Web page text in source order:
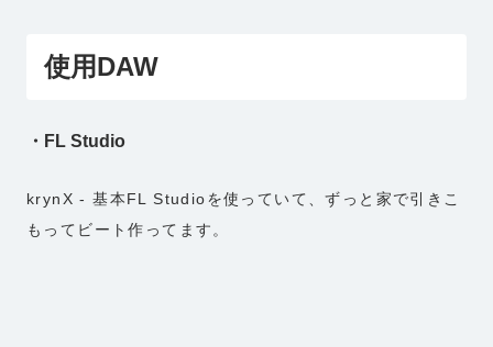
使用DAW
・FL Studio
krynX - 基本FL Studioを使っていて、ずっと家で引きこ
もってビート作ってます。